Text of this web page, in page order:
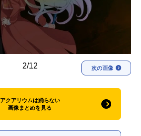
実写化映画一覧
夏アニメ
2/12 次の画像
アクアリウムは踊らない
画像まとめを見る